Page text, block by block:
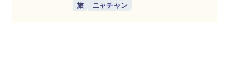
旅 ニャチャン